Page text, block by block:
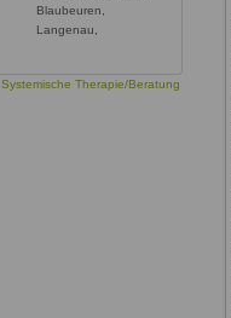
Blaubeuren,
Langenau,
Systemische Therapie/Beratung